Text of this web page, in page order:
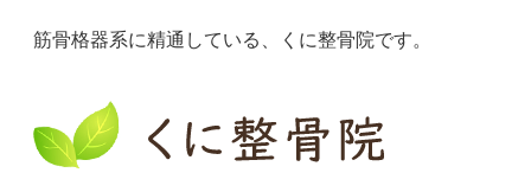
筋骨格器系に精通している、くに整骨院です。